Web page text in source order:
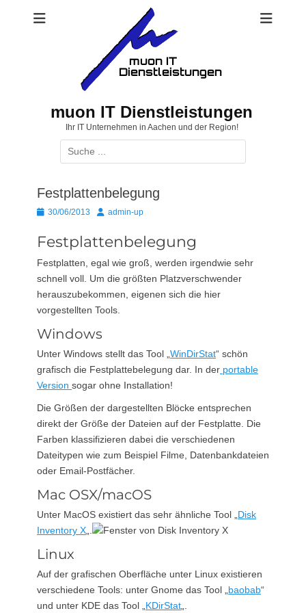
muon IT Dienstleistungen
Ihr IT Unternehmen in Aachen und der Region!
Suchen
nach:
Festplattenbelegung
Posted
30/06/2013 Autoradmin-up
Festplattenbelegung
Festplatten, egal wie groß, werden irgendwie sehr
schnell voll. Um die größten Platzverschwender
herauszubekommen, eigenen sich die hier
vorgestellten Tools.
Windows
Unter Windows stellt das Tool „ WinDirStat“ schön
grafisch die Festplattebelegung dar. In der portable
Version sogar ohne Installation!
Die Größen der dargestellten Blöcke entsprechen
direkt der Größe der Dateien auf der Festplatte. Die
Farben klassifizieren dabei die verschiedenen
Dateitypen wie zum Beispiel Filme, Datenbankdateien
oder Email-Postfächer.
Mac OSX/macOS
Unter MacOS existiert das sehr ähnliche Tool „ Disk
Inventory X
Linux
Auf der grafischen Oberfläche unter Linux existieren
verschiedene Tools: unter Gnome das Tool „ baobab“
und unter KDE das Tool „ KDirStat